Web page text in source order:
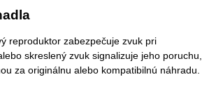
reproduktor zabezpečuje zvuk pri
skreslený zvuk signalizuje jeho poruchu,
za originálnu alebo kompatibilnú náhradu.